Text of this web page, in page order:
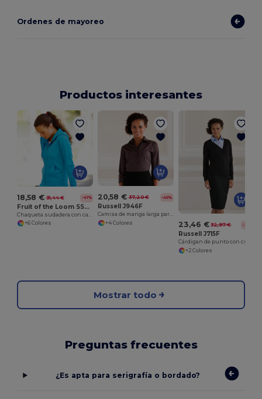
Ordenes de mayoreo
Productos interesantes
18,58 € 31,44 € -41%
Fruit of the Loom SS312
+6 Colores
20,58 € 37,20 € -45%
Russell J946F
Camisa de manga larga para mujer de fácil cuidado
+4 Colores
23,46 € 32,97 € -29%
Russell J715F
+2 Colores
Mostrar todo
Preguntas frecuentes
¿Es apta para serigrafía o bordado?